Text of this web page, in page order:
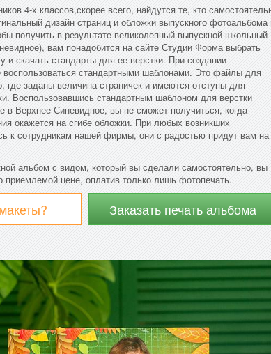
4-х классов,скорее всего, найдутся те, кто
дизайн страниц и обложки выпускного фотоальбома
получить в результате великолепный выпускной школьный
вам понадобится на сайте Студии Форма выбрать
и скачать стандарты для ее верстки. При создании
воспользоваться стандартными шаблонами. Это файлы для
где заданы величина страничек и имеются отступы для
Воспользовавшись стандартным шаблоном для верстки
в Верхнее Синевидное, вы не сможет получиться, когда
окажется на сгибе обложки. При любых возникших
к сотрудникам нашей фирмы, они с радостью придут вам на
альбом с видом, который вы сделали самостоятельно, вы
приемлемой цене, оплатив только лишь фотопечать.
Заказать печать альбома